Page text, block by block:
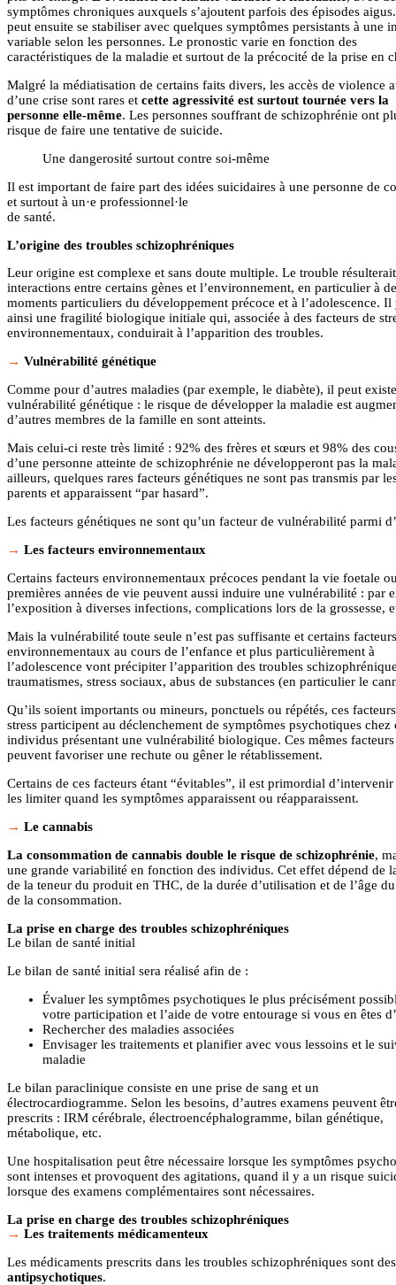
symptômes chroniques auxquels s’ajoutent parfois des épisodes
peut ensuite se stabiliser avec quelques symptômes persistants à une
variable selon les personnes. Le pronostic varie en fonction des
caractéristiques de la maladie et surtout de la précocité de la prise en
Malgré la médiatisation de certains faits divers, les accès de violence
d’une crise sont rares et cette agressivité est surtout tournée vers la
personne elle-même. Les personnes souffrant de schizophrénie ont
risque de faire une tentative de suicide.
Une dangerosité surtout contre soi-même
Il est important de faire part des idées suicidaires à une personne de
et surtout à un·e professionnel·le
de santé.
L’origine des troubles schizophréniques
Leur origine est complexe et sans doute multiple. Le trouble résulterait
interactions entre certains gènes et l’environnement, en particulier à
moments particuliers du développement précoce et à l’adolescence. Il
ainsi une fragilité biologique initiale qui, associée à des facteurs de
environnementaux, conduirait à l’apparition des troubles.
Vulnérabilité génétique
Comme pour d’autres maladies (par exemple, le diabète), il peut
vulnérabilité génétique : le risque de développer la maladie est
d’autres membres de la famille en sont atteints.
Mais celui-ci reste très limité : 92% des frères et sœurs et 98% des
d’une personne atteinte de schizophrénie ne développeront pas la
ailleurs, quelques rares facteurs génétiques ne sont pas transmis par
parents et apparaissent “par hasard”.
Les facteurs génétiques ne sont qu’un facteur de vulnérabilité parmi
Les facteurs environnementaux
Certains facteurs environnementaux précoces pendant la vie foetale
premières années de vie peuvent aussi induire une vulnérabilité : par
l’exposition à diverses infections, complications lors de la grossesse,
Mais la vulnérabilité toute seule n’est pas suffisante et certains facteurs
environnementaux au cours de l’enfance et plus particulièrement à
l’adolescence vont précipiter l’apparition des troubles
traumatismes, stress sociaux, abus de substances (en particulier le
Qu’ils soient importants ou mineurs, ponctuels ou répétés, ces
stress participent au déclenchement de symptômes psychotiques chez
individus présentant une vulnérabilité biologique. Ces mêmes facteurs
peuvent favoriser une rechute ou gêner le rétablissement.
Certains de ces facteurs étant “évitables”, il est primordial
les limiter quand les symptômes apparaissent ou réapparaissent.
Le cannabis
La consommation de cannabis double le risque de schizophrénie,
une grande variabilité en fonction des individus. Cet effet dépend de
de la teneur du produit en THC, de la durée d’utilisation et de l’âge
de la consommation.
La prise en charge des troubles schizophréniques
Le bilan de santé initial
Le bilan de santé initial sera réalisé afin de :
Évaluer les symptômes psychotiques le plus précisément
votre participation et l’aide de votre entourage si vous en êtes
Rechercher des maladies associées
Envisager les traitements et planifier avec vous lessoins et le
maladie
Le bilan paraclinique consiste en une prise de sang et un
électrocardiogramme. Selon les besoins, d’autres examens peuvent
prescrits : IRM cérébrale, électroencéphalogramme, bilan génétique,
métabolique, etc.
Une hospitalisation peut être nécessaire lorsque les symptômes
sont intenses et provoquent des agitations, quand il y a un risque
lorsque des examens complémentaires sont nécessaires.
La prise en charge des troubles schizophréniques
Les traitements médicamenteux
Les médicaments prescrits dans les troubles schizophréniques sont des
antipsychotiques.